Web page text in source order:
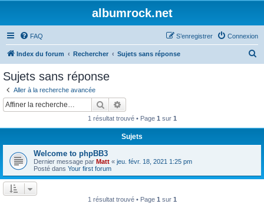
albumrock.net
FAQ Connexion
S’enregistrer
Index du forum Rechercher Sujets sans réponse
r
Sujets sans réponse
Aller à la recherche avancée
Rechercher
1 résultat trouvé • Page 1 sur 1
Sujets
Welcome to phpBB3
Dernier message par Matt « jeu. févr. 18, 2021 1:25 pm
Posté dans Your first forum
1 résultat trouvé • Page 1 sur 1